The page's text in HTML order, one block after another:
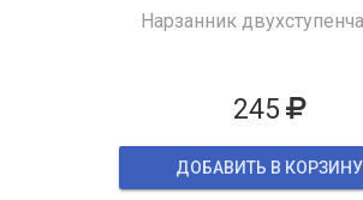
Нарзанник
245
ДОБАВИТЬ В КОРЗИНУ